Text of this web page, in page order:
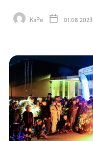
KaPe 01.08.2023